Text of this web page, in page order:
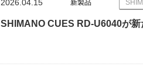
2026.04.15 新製品
SHIMANO CUES RD-U6040が新